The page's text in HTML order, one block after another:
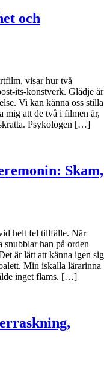
och
visar hur två
its-konstverk. Glädje är
Vi kan känna oss stilla
mig att de två i filmen är,
Psykologen […]
Skam,
helt fel tillfälle. När
snubblar han på orden
är lätt att känna igen sig
Min iskalla lärarinna
inget flams. […]